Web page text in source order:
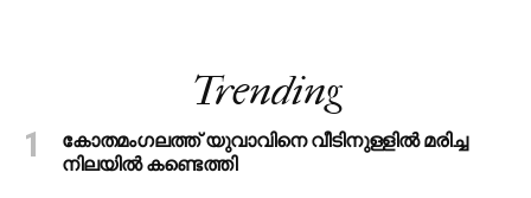
Trending
കോതമംഗലത്ത് യുവാവിനെ വീടിനുള്ളിൽ മരിച്ച
നിലയിൽ കണ്ടെത്തി